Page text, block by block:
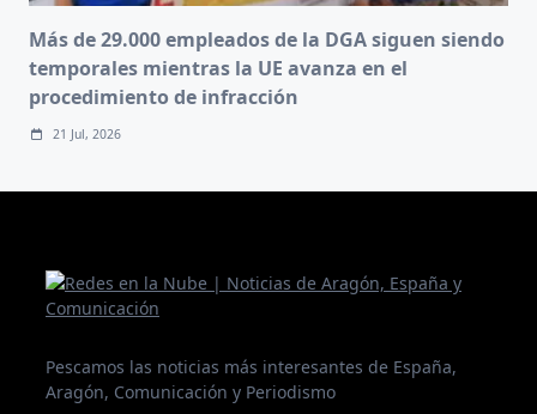
Más de 29.000 empleados de la DGA siguen siendo
temporales mientras la UE avanza en el
procedimiento de infracción
21 Jul, 2026
Pescamos las noticias más interesantes de España,
Aragón, Comunicación y Periodismo